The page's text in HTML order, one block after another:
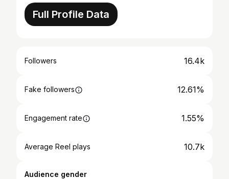
Full Profile Data
Followers 16.4k
Fake followers 12.61%
Engagement rate 1.55%
Average Reel plays 10.7k
Audience gender